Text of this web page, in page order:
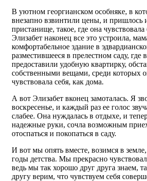
В уютном георгианском особняке, в
внезапно взвинтили цены, и пришлось
пристанище, такое, где она
Элизабет наконец все это устроила,
комфортабельное здание в
разместившееся в прелестном саду, где
предоставили удобную квартирку,
собственными вещами, среди которых
чувствовала себя, как дома.
А вот Элизабет вконец замоталась. Я
воскресенье, и каждый раз ее голос
слабее. Она нуждалась в отдыхе, и
надежные руки, сочла возможным
отоспаться и покопаться в саду.
И вот мы опять вместе, возимся в
годы детства. Мы прекрасно
ведь мы так хорошо друг друга знаем,
другу верим, что чувствуем себя